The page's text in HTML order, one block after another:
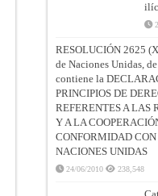
RESOLUCIÓN 2625
de Naciones Unidas,
contiene la
PRINCIPIOS DE
REFERENTES A LAS
Y A LA
CONFORMIDAD
NACIONES UNIDAS
24/06/2010 238,548